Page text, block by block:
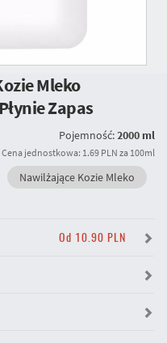
Mleko
Zapas
Pojemność:2000 ml
Cena jednostkowa: 1.69 PLN za 100ml
Nawilżające Kozie Mleko
Od 10.90 PLN